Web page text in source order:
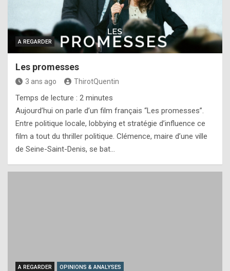
A REGARDER
Les promesses
3 ans ago ThirotQuentin
Temps de lecture : 2 minutes
Aujourd’hui on parle d’un film français “Les promesses”.
Entre politique locale, lobbying et stratégie d’influence ce
film a tout du thriller politique. Clémence, maire d’une ville
de Seine-Saint-Denis, se bat…
A REGARDER OPINIONS & ANALYSES